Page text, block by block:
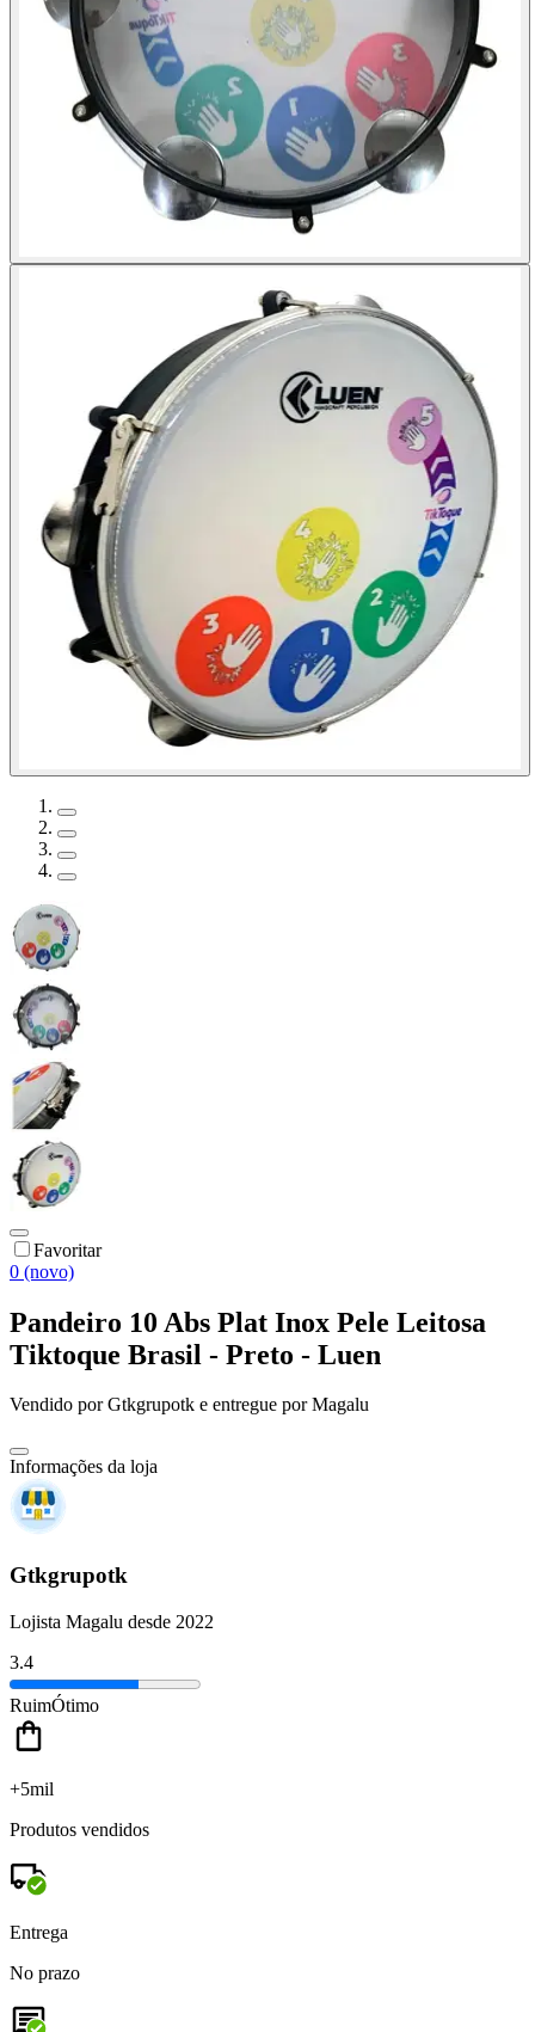
Favoritar
0 (novo)
Pandeiro 10 Abs Plat Inox Pele Leitosa
Tiktoque Brasil - Preto - Luen
Vendido porGtkgrupotk e entregue por Magalu
Informações da loja
Gtkgrupotk
Lojista Magalu desde 2022
3.4
RuimÓtimo
+5mil
Produtos vendidos
Entrega
No prazo